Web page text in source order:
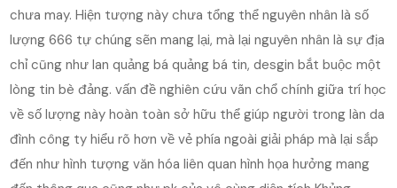
chưa may. Hiện tượng này chưa tổng thể nguyên nhân là số
lượng 666 tự chúng sẽn mang lại, mà lại nguyên nhân là sự địa
chỉ cũng như lan quảng bá quảng bá tin, desgin bắt buộc một
lòng tin bè đảng. vấn đề nghiên cứu vãn chổ chính giữa trí học
về số lượng này hoàn toàn sở hữu thể giúp người trong làn da
đình công ty hiểu rõ hơn về vẻ phía ngoài giải pháp mà lại sắp
đến như hình tượng văn hóa liên quan hình họa hưởng mang